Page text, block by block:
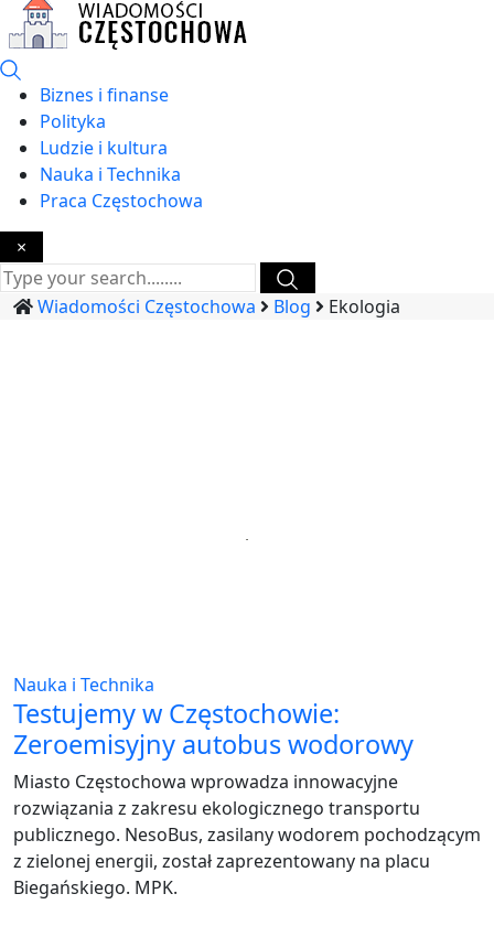
Biznes i finanse
Polityka
Ludzie i kultura
Nauka i Technika
Praca Częstochowa
×
Wiadomości Częstochowa Blog Ekologia
Nauka i Technika
Testujemy w Częstochowie:
Zeroemisyjny autobus wodorowy
Miasto Częstochowa wprowadza innowacyjne
rozwiązania z zakresu ekologicznego transportu
publicznego. NesoBus, zasilany wodorem pochodzącym
z zielonej energii, został zaprezentowany na placu
Biegańskiego. MPK.